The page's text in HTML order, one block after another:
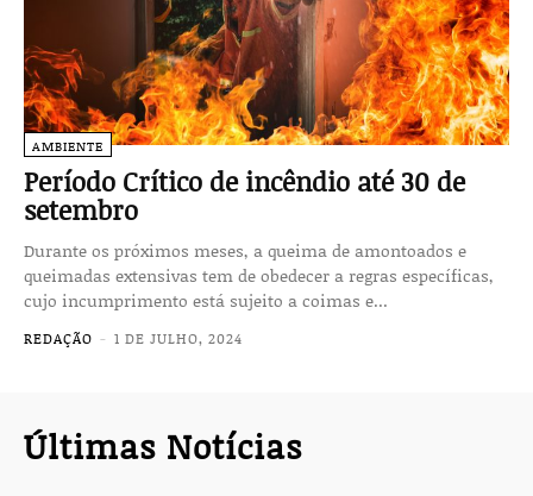
AMBIENTE
Período Crítico de incêndio até 30 de
setembro
Durante os próximos meses, a queima de amontoados e
queimadas extensivas tem de obedecer a regras específicas,
cujo incumprimento está sujeito a coimas e...
REDAÇÃO - 1 DE JULHO, 2024
Últimas Notícias